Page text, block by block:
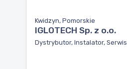
Kwidzyn, Pomorskie
IGLOTECH Sp. z o.o.
Dystrybutor, Instalator, Serwis